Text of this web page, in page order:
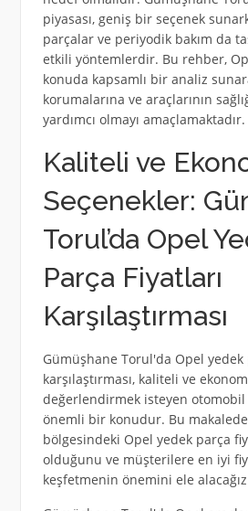
piyasası, geniş bir seçenek
parçalar ve periyodik bakım da
etkili yöntemlerdir. Bu rehber,
konuda kapsamlı bir analiz
korumalarına ve araçlarının
yardımcı olmayı amaçlamaktadır.
Kaliteli ve
Seçenekler:
Torul’da Opel
Parça Fiyatları
Karşılaştırması
Gümüşhane Torul'da Opel yedek
karşılaştırması, kaliteli ve
değerlendirmek isteyen
önemli bir konudur. Bu
bölgesindeki Opel yedek parça
olduğunu ve müşterilere en iyi
keşfetmenin önemini ele